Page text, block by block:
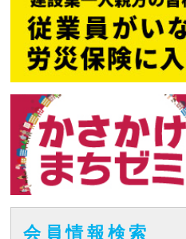
会員情報検索